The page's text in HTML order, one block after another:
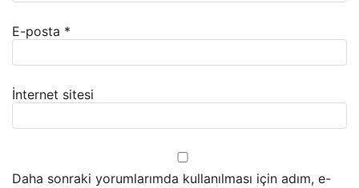
E-posta *
İnternet sitesi
Daha sonraki yorumlarımda kullanılması için adım, e-